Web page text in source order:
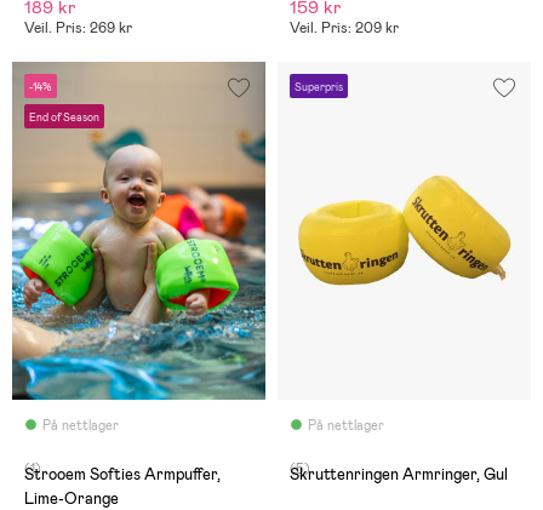
189 kr
Veil. Pris: 269 kr
159 kr
Veil. Pris: 209 kr
-14%
End of Season
På nettlager
(1)
Strooem Softies Armpuffer,
Lime-Orange
Superpris
På nettlager
(5)
Skruttenringen Armringer, Gul